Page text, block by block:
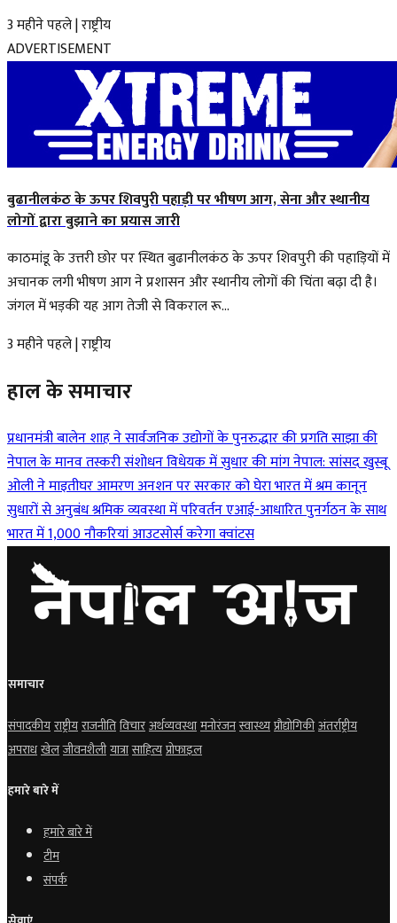
3 महीने पहले|राष्ट्रीय
ADVERTISEMENT
बुढानीलकंठ के ऊपर शिवपुरी पहाड़ी पर भीषण आग, सेना और स्थानीय
लोगों द्वारा बुझाने का प्रयास जारी
काठमांडू के उत्तरी छोर पर स्थित बुढानीलकंठ के ऊपर शिवपुरी की पहाड़ियों में
अचानक लगी भीषण आग ने प्रशासन और स्थानीय लोगों की चिंता बढ़ा दी है।
जंगल में भड़की यह आग तेजी से विकराल रू...
3 महीने पहले|राष्ट्रीय
हाल के समाचार
प्रधानमंत्री बालेन शाह ने सार्वजनिक उद्योगों के पुनरुद्धार की प्रगति साझा की
नेपाल के मानव तस्करी संशोधन विधेयक में सुधार की मांगनेपाल: सांसद खुस्बू
ओली ने माइतीघर आमरण अनशन पर सरकार को घेराभारत में श्रम कानून
सुधारों से अनुबंध श्रमिक व्यवस्था में परिवर्तनएआई-आधारित पुनर्गठन के साथ
भारत में 1,000 नौकरियां आउटसोर्स करेगा क्वांटस
समाचार
संपादकीयराष्ट्रीयराजनीतिविचारअर्थव्यवस्थामनोरंजनस्वास्थ्यप्रौद्योगिकीअंतर्राष्ट्रीय
अपराधखेलजीवनशैलीयात्रासाहित्यप्रोफाइल
हमारे बारे में
हमारे बारे में
टीम
संपर्क